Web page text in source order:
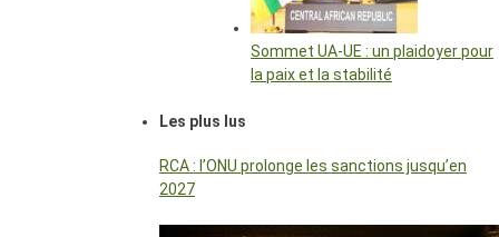
Sommet UA-UE : un plaidoyer pour
la paix et la stabilité
Les plus lus
RCA : l’ONU prolonge les sanctions jusqu’en
2027